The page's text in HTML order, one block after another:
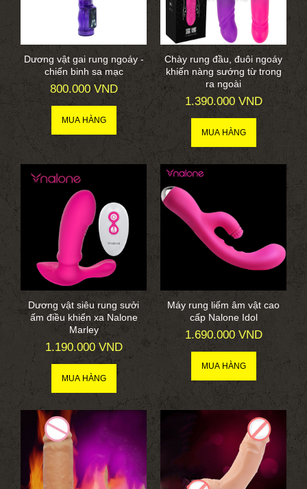
Dương vật gai rung ngoáy -
chiến binh sa mạc
800.000 VND
Chày rung đầu, đuôi ngoáy
khiến nàng sướng từ trong
ra ngoài
1.390.000 VND
Dương vật siêu rung sưởi
ấm điều khiển xa Nalone
Marley
1.190.000 VND
Máy rung liếm âm vật cao
cấp Nalone Idol
1.690.000 VND